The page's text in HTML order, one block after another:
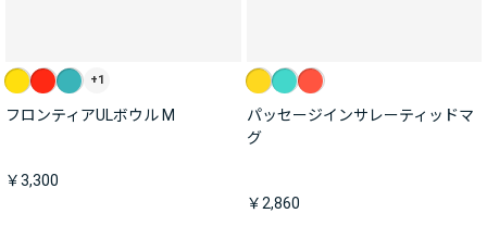
+1
フロンティアULボウル M
￥3,300
パッセージインサレーティッドマ
グ
￥2,860